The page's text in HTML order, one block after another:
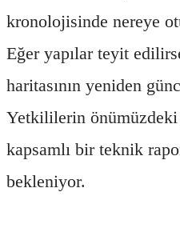
kronolojisinde nereye
Eğer yapılar teyit
haritasının yeniden
Yetkililerin
kapsamlı bir teknik
bekleniyor.